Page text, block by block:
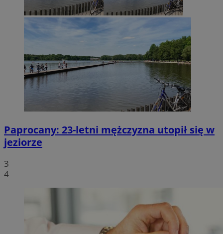
Paprocany: 23-letni mężczyzna utopił się w
jeziorze
3
4